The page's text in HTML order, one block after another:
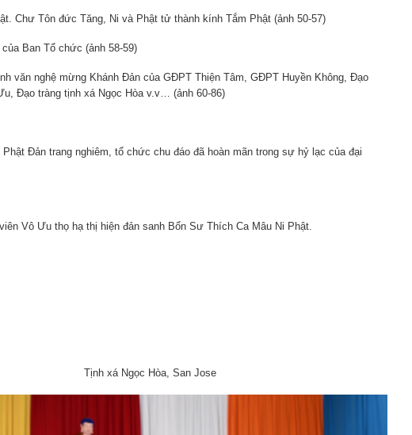
Chư Tôn đức Tăng, Ni và Phật tử thành kính Tắm Phật (ảnh 50-57)
Ban Tổ chức (ảnh 58-59)
văn nghệ mừng Khánh Đản của GĐPT Thiện Tâm, GĐPT Huyền Không, Đạo
Đạo tràng tịnh xá Ngọc Hòa v.v… (ảnh 60-86)
Đản trang nghiêm, tổ chức chu đáo đã hoàn mãn trong sự hỷ lạc của đại
Vô Ưu thọ hạ thị hiện đản sanh Bổn Sư Thích Ca Mâu Ni Phật.
Tịnh xá Ngọc Hòa, San Jose